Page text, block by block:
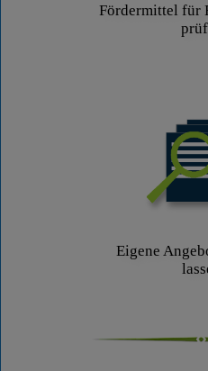
Fördermittel für
Eigene